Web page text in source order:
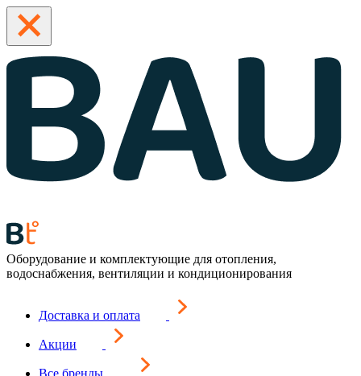
Оборудование и комплектующие для отопления,
водоснабжения, вентиляции и кондиционирования
Доставка и оплата
Акции
Все бренды